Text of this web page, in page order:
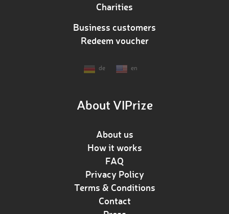
Charities
Business customers
Redeem voucher
de en
About VIPrize
About us
How it works
FAQ
Privacy Policy
Terms & Conditions
Contact